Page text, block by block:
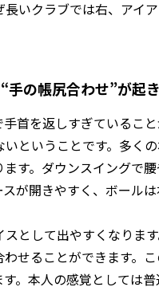
いクラブでは右、アイ
の帳尻合わせ”が起
首を返しすぎているこ
ということです。多く
す。ダウンスイングで
が開きやすく、ボールは
として出やすくなりま
せることができます。
。本人の感覚としては普